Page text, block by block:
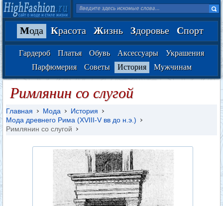
Мода Красота Жизнь Здоровье Спорт
Гардероб Платья Обувь Аксессуары
Украшения
Парфюмерия
Советы История Мужчинам
Римлянин со слугой
Главная Мода
История
Мода древнего Рима (XVIII-V вв до н.э.)
Римлянин со слугой